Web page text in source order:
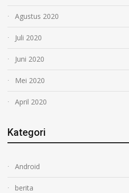
Agustus 2020
Juli 2020
Juni 2020
Mei 2020
April 2020
Kategori
Android
berita